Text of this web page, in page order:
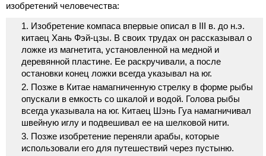
изобретений человечества:
Изобретение компаса впервые описал в III в. до н.э.
китаец Хань Фэй-цзы. В своих трудах он рассказывал о
ложке из магнетита, установленной на медной и
деревянной пластине. Ее раскручивали, а после
остановки конец ложки всегда указывал на юг.
Позже в Китае намагниченную стрелку в форме рыбы
опускали в емкость со шкалой и водой. Голова рыбы
всегда указывала на юг. Китаец Шэнь Гуа намагничивал
швейную иглу и подвешивал ее на шелковой нити.
Позже изобретение переняли арабы, которые
использовали его для путешествий через пустыню.